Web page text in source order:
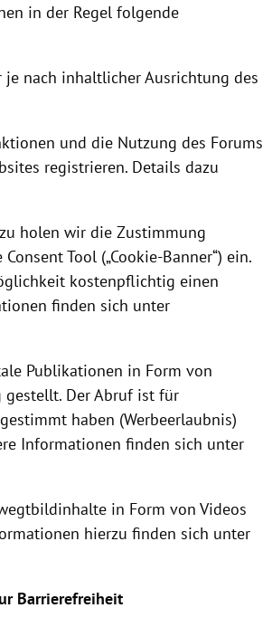
in der Regel folgende
nach inhaltlicher Ausrichtung des
und die Nutzung des Forums
registrieren. Details dazu
holen wir die Zustimmung
Tool („Cookie-Banner“) ein.
kostenpflichtig einen
finden sich unter
Publikationen in Form von
gestellt. Der Abruf ist für
haben (Werbeerlaubnis)
Informationen finden sich unter
in Form von Videos
hierzu finden sich unter
Barrierefreiheit